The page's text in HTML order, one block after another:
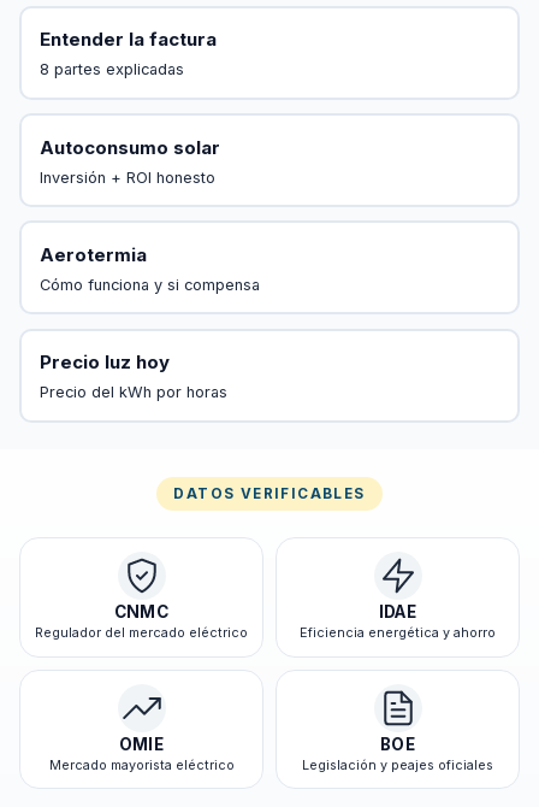
Entender la factura
8 partes explicadas
Autoconsumo solar
Inversión + ROI honesto
Aerotermia
Cómo funciona y si compensa
Precio luz hoy
Precio del kWh por horas
DATOS VERIFICABLES
CNMC
Regulador del mercado eléctrico
IDAE
Eficiencia energética y ahorro
OMIE
Mercado mayorista eléctrico
BOE
Legislación y peajes oficiales